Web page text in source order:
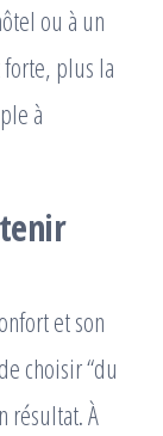
ou à un
plus la
à
et son
choisir “du
résultat. À